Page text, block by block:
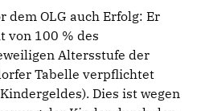
dem OLG auch Erfolg: Er
von 100 % des
Altersstufe der
Tabelle verpflichtet
Dies ist wegen